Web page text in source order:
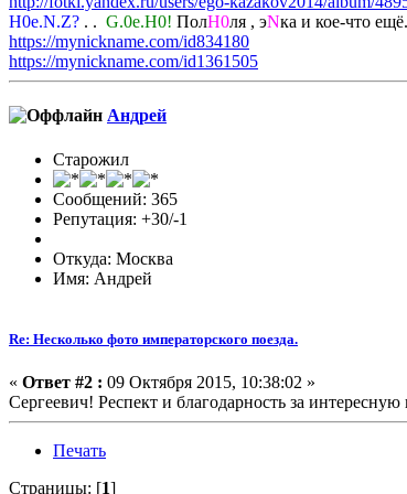
H0e.N.Z? . . G.0e.H0! ПолH0ля , эNка и кое-что
https://mynickname.com/id834180
https://mynickname.com/id1361505
Андрей
Старожил
Сообщений: 365
Репутация: +30/-1
Откуда: Москва
Имя: Андрей
Re: Несколько фото императорского поезда.
« Ответ #2 : 09 Октября 2015, 10:38:02 »
Сергеевич! Респект и благодарность за
Печать
Страницы: [1]